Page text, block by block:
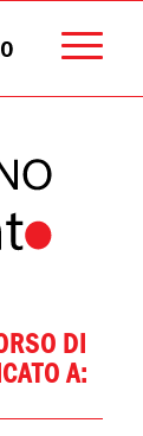
DI
A: